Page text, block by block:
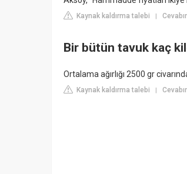
Kaynak kaldırma talebi
Bir bütün tavuk kaç
Ortalama ağırlığı 2500 gr
Kaynak kaldırma talebi